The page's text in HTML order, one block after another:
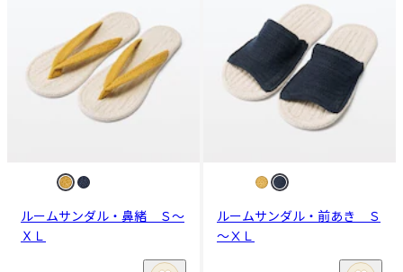
ルームサンダル・鼻緒 Ｓ～
ＸＬ
ルームサンダル・前あき Ｓ
～ⅩＬ